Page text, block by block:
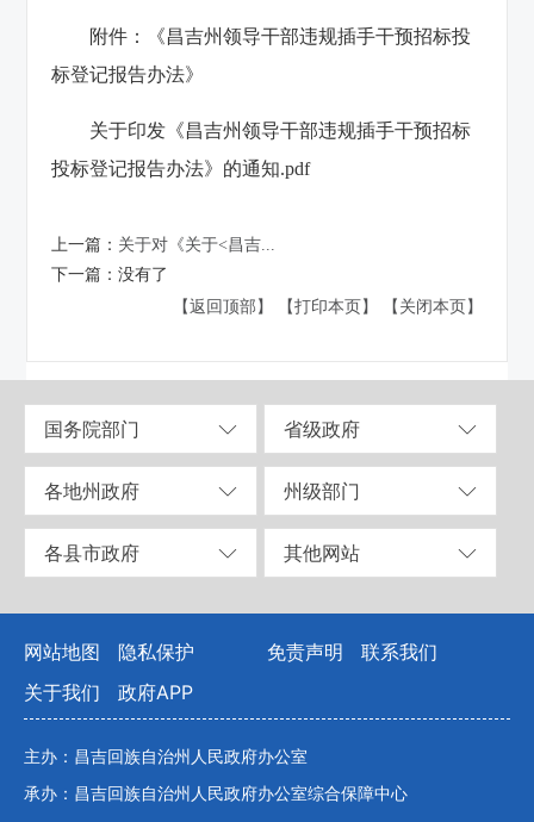
附件：《昌吉州领导干部违规插手干预招标投
标登记报告办法》
关于印发《昌吉州领导干部违规插手干预招标
投标登记报告办法》的通知.pdf
上一篇： 关于对《关于<昌吉...
下一篇：没有了
【返回顶部】
【打印本页】 【关闭本页】
国务院部门 省级政府
各地州政府 州级部门
各县市政府 其他网站
网站地图 隐私保护 免责声明
联系我们
关于我们
政府APP
主办：昌吉回族自治州人民政府办公室
承办：昌吉回族自治州人民政府办公室综合保障中心